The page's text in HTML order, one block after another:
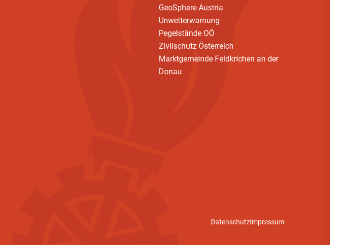
GeoSphere Austria
Unwetterwarnung
Pegelstände OÖ
Zivilschutz Österreich
Marktgemeinde Feldkrichen an der
Donau
DatenschutzImpressum